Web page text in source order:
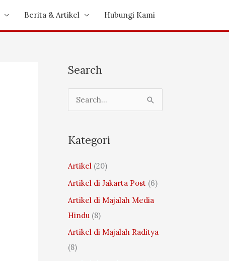
Berita & Artikel Hubungi Kami
Search
e
r
h
f
o
r
:
Kategori
Artikel(20)
Artikel di Jakarta Post(6)
Artikel di Majalah Media
Hindu (8)
Artikel di Majalah Raditya
(8)